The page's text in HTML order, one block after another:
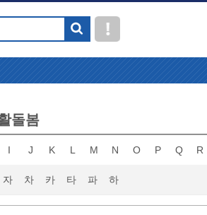
돌봄
I J K L M N O P Q R
자 차 카 타 파 하